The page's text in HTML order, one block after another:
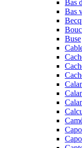
Bas
Bas
Buse